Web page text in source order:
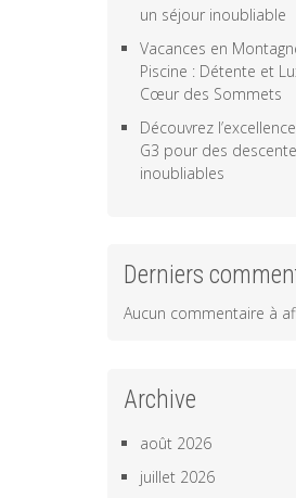
un séjour inoubliable
Vacances en
Piscine : Détente et
Cœur des Sommets
Découvrez
G3 pour des
inoubliables
Derniers
Aucun commentaire à
Archive
août 2026
juillet 2026